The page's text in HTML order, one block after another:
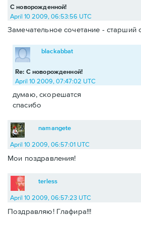
С новорожденной!
April 10 2009, 06:53:56 UTC
Замечательное сочетание -
Re: С новорожденной!
blackabbat
April 10 2009, 07:47:02 UTC
думаю, скорешатся
спасибо
namangete
April 10 2009, 06:57:01 UTC
Мои поздравления!
terless
April 10 2009, 06:57:23 UTC
Поздравляю! Глафира!!!